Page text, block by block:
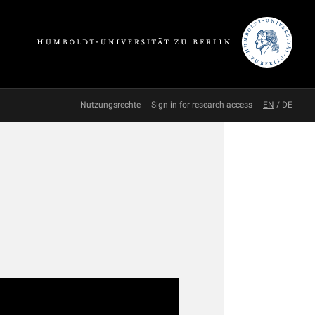
Nutzungsrechte Sign in for research access EN / DE